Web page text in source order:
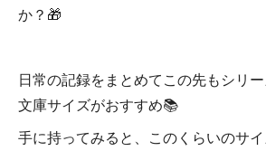
か？🎁
日常の記録をまとめてこの先もシリ
文庫サイズがおすすめ📚
手に持ってみると、このくらいのサ